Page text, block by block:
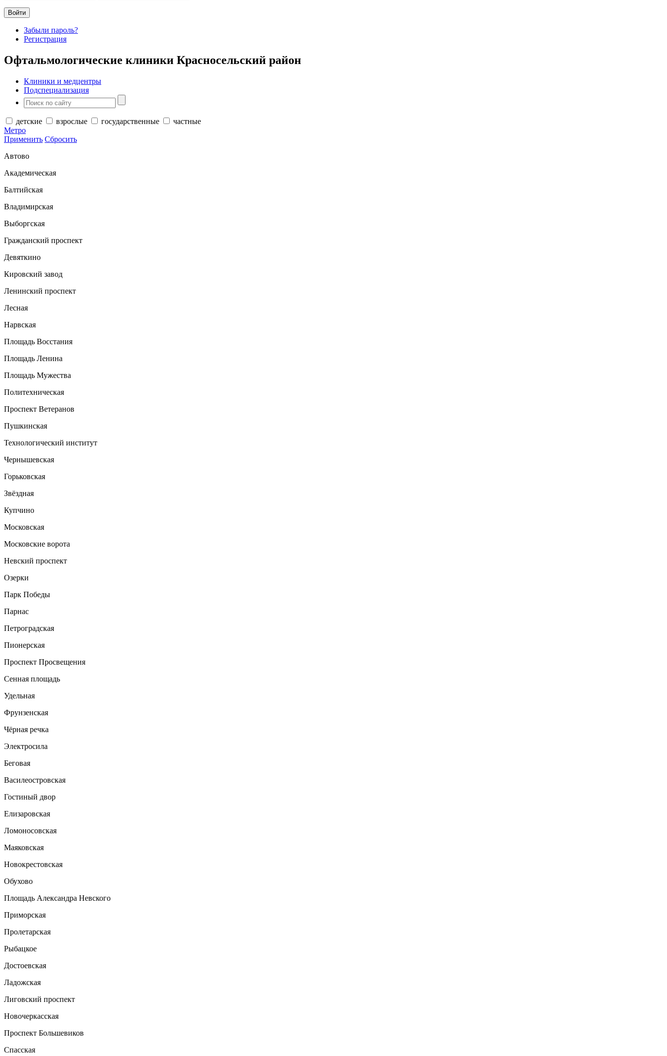
Забыли пароль?
Регистрация
Офтальмологические клиники Красносельский район
Клиники и медцентры
Подспециализация
детские взрослые государственные
частные
Метро
Применить Сбросить
Автово
Академическая
Балтийская
Владимирская
Выборгская
Гражданский проспект
Девяткино
Кировский завод
Ленинский проспект
Лесная
Нарвская
Площадь Восстания
Площадь Ленина
Площадь Мужества
Политехническая
Проспект Ветеранов
Пушкинская
Технологический институт
Чернышевская
Горьковская
Звёздная
Купчино
Московская
Московские ворота
Невский проспект
Озерки
Парк Победы
Парнас
Петроградская
Пионерская
Проспект Просвещения
Сенная площадь
Удельная
Фрунзенская
Чёрная речка
Электросила
Беговая
Василеостровская
Гостиный двор
Елизаровская
Ломоносовская
Маяковская
Новокрестовская
Обухово
Площадь Александра Невского
Приморская
Пролетарская
Рыбацкое
Достоевская
Ладожская
Лиговский проспект
Новочеркасская
Проспект Большевиков
Спасская